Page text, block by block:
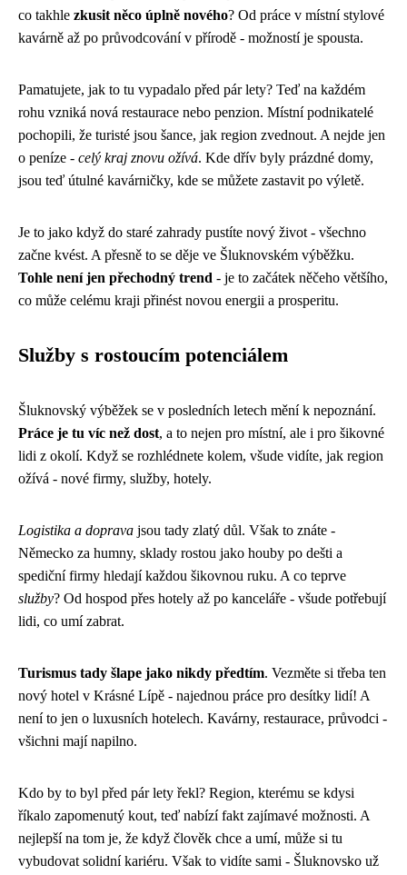
co takhle zkusit něco úplně nového? Od práce v místní stylové
kavárně až po průvodcování v přírodě - možností je spousta.
Pamatujete, jak to tu vypadalo před pár lety? Teď na každém
rohu vzniká nová restaurace nebo penzion. Místní podnikatelé
pochopili, že turisté jsou šance, jak region zvednout. A nejde jen
o peníze - celý kraj znovu ožívá. Kde dřív byly prázdné domy,
jsou teď útulné kavárničky, kde se můžete zastavit po výletě.
Je to jako když do staré zahrady pustíte nový život - všechno
začne kvést. A přesně to se děje ve Šluknovském výběžku.
Tohle není jen přechodný trend - je to začátek něčeho většího,
co může celému kraji přinést novou energii a prosperitu.
Služby s rostoucím potenciálem
Šluknovský výběžek se v posledních letech mění k nepoznání.
Práce je tu víc než dost, a to nejen pro místní, ale i pro šikovné
lidi z okolí. Když se rozhlédnete kolem, všude vidíte, jak region
ožívá - nové firmy, služby, hotely.
Logistika a doprava jsou tady zlatý důl. Však to znáte -
Německo za humny, sklady rostou jako houby po dešti a
spediční firmy hledají každou šikovnou ruku. A co teprve
služby? Od hospod přes hotely až po kanceláře - všude potřebují
lidi, co umí zabrat.
Turismus tady šlape jako nikdy předtím. Vezměte si třeba ten
nový hotel v Krásné Lípě - najednou práce pro desítky lidí! A
není to jen o luxusních hotelech. Kavárny, restaurace, průvodci -
všichni mají napilno.
Kdo by to byl před pár lety řekl? Region, kterému se kdysi
říkalo zapomenutý kout, teď nabízí fakt zajímavé možnosti. A
nejlepší na tom je, že když člověk chce a umí, může si tu
vybudovat solidní kariéru. Však to vidíte sami - Šluknovsko už